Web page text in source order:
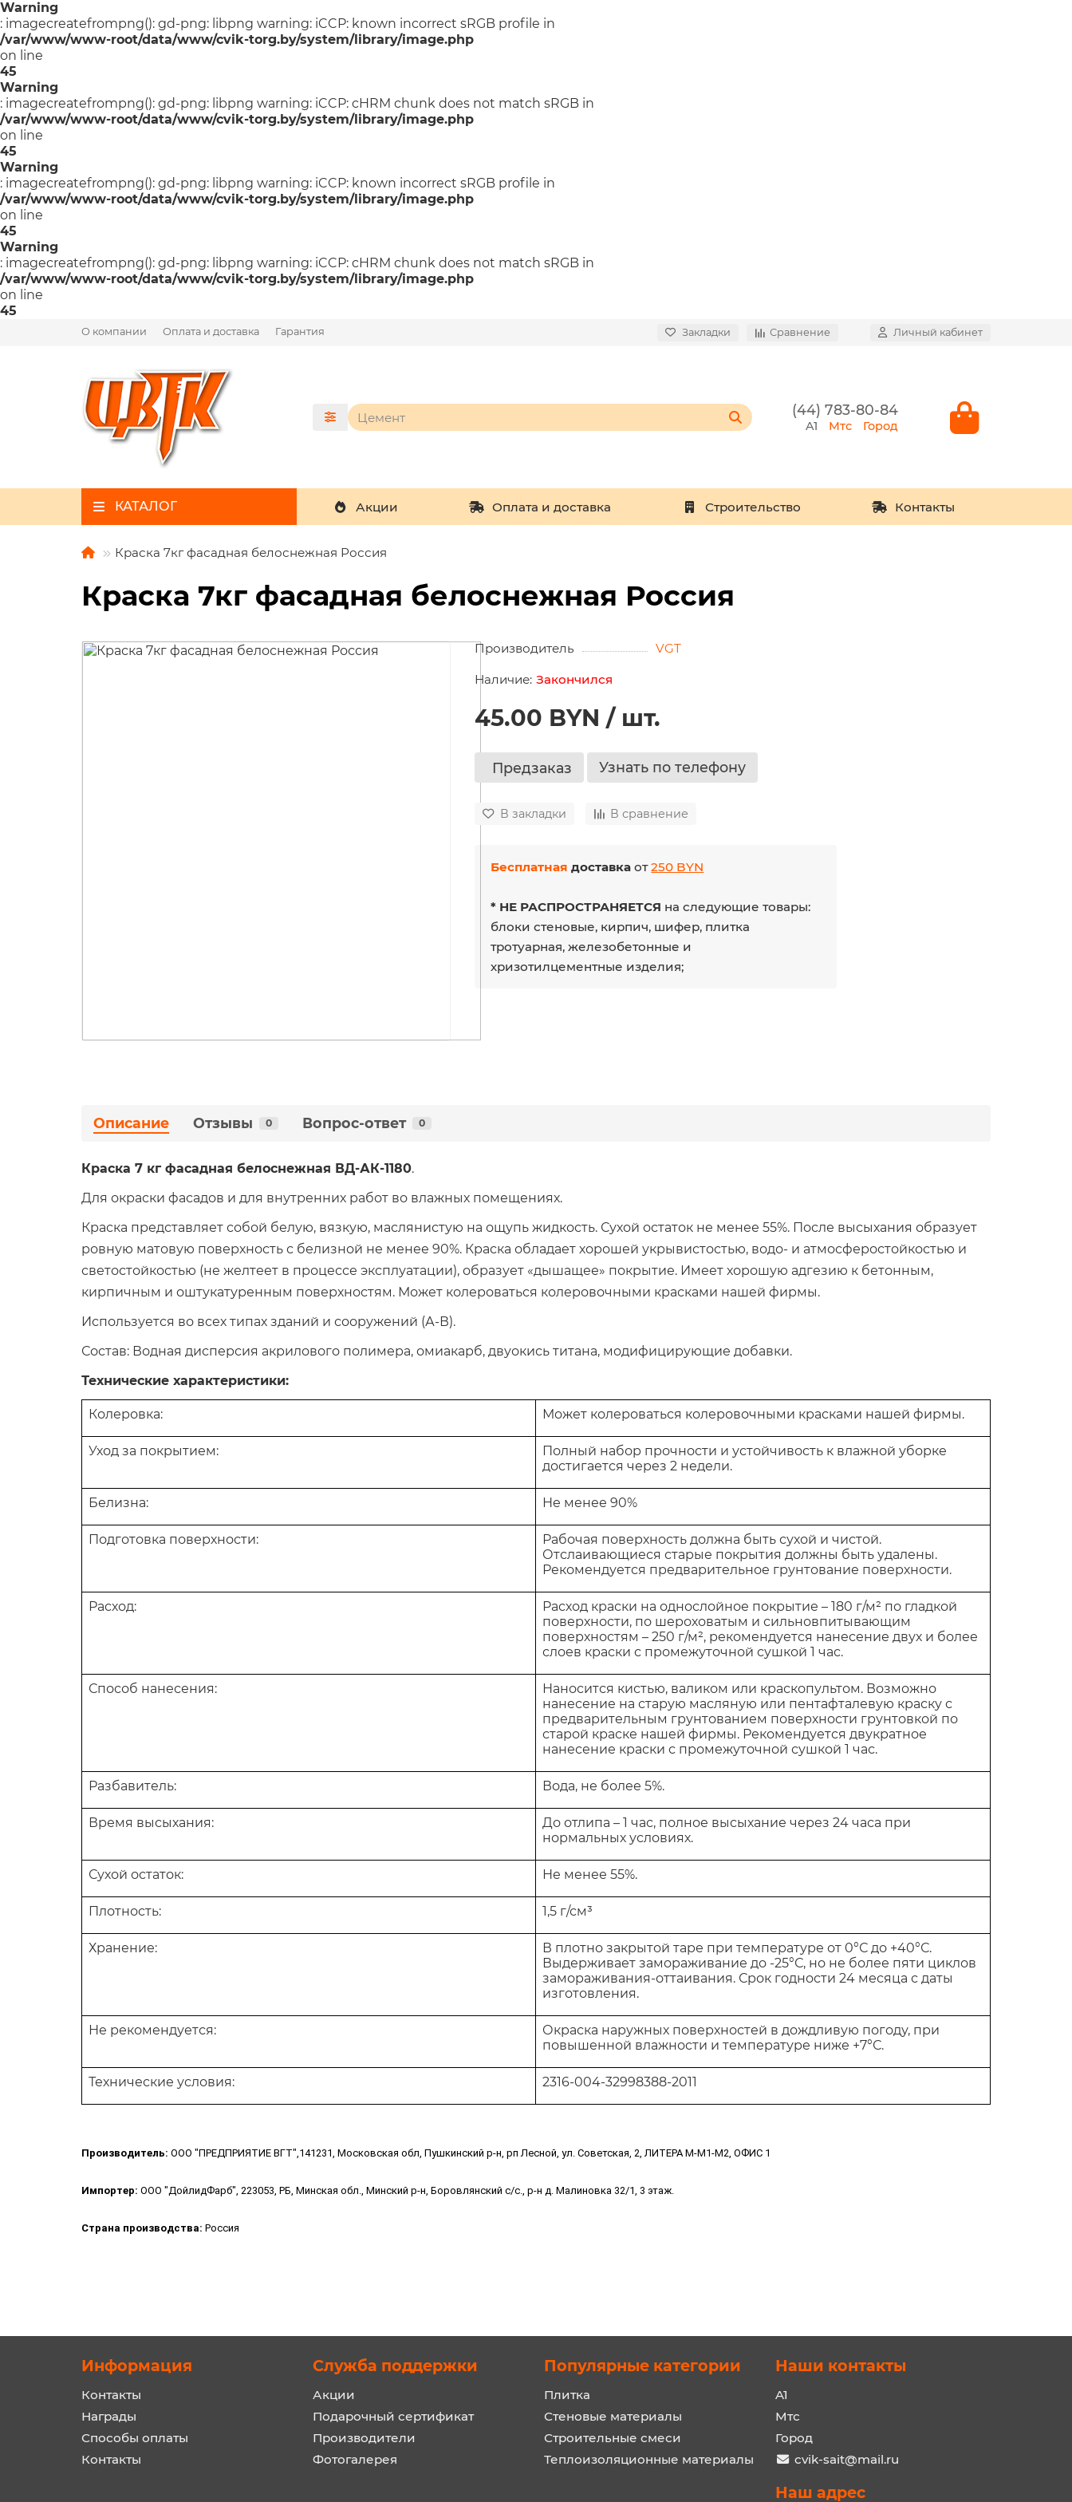
Warning
: imagecreatefrompng(): gd-png: libpng warning: iCCP: known incorrect sRGB profile in
/var/www/www-root/data/www/cvik-torg.by/system/library/image.php
on line
45
Warning
: imagecreatefrompng(): gd-png: libpng warning: iCCP: cHRM chunk does not match sRGB in
/var/www/www-root/data/www/cvik-torg.by/system/library/image.php
on line
45
Warning
: imagecreatefrompng(): gd-png: libpng warning: iCCP: known incorrect sRGB profile in
/var/www/www-root/data/www/cvik-torg.by/system/library/image.php
on line
45
Warning
: imagecreatefrompng(): gd-png: libpng warning: iCCP: cHRM chunk does not match sRGB in
/var/www/www-root/data/www/cvik-torg.by/system/library/image.php
on line
45
О компании Оплата и доставка Гарантия Закладки Сравнение Личный кабинет
(44) 783-80-84
A1 Мтс Город
КАТАЛОГ Акции Оплата и доставка Строительство Контакты
Краска 7кг фасадная белоснежная Россия
Краска 7кг фасадная белоснежная Россия
Производитель VGT
Закончился
45.00 BYN / шт.
Предзаказ Узнать по телефону
В закладки В сравнение
Бесплатная доставка от250 BYN
* НЕ РАСПРОСТРАНЯЕТСЯ на следующие товары:
блоки стеновые, кирпич, шифер, плитка
тротуарная, железобетонные и
хризотилцементные изделия;
Описание Отзывы 0 Вопрос-ответ 0
Краска 7 кг фасадная белоснежная ВД-АК-1180.
Для окраски фасадов и для внутренних работ во влажных помещениях.
Краска представляет собой белую, вязкую, маслянистую на ощупь жидкость. Сухой остаток не менее 55%. После высыхания образует
ровную матовую поверхность с белизной не менее 90%. Краска обладает хорошей укрывистостью, водо- и атмосферостойкостью и
светостойкостью (не желтеет в процессе эксплуатации), образует «дышащее» покрытие. Имеет хорошую адгезию к бетонным,
кирпичным и оштукатуренным поверхностям. Может колероваться колеровочными красками нашей фирмы.
Используется во всех типах зданий и сооружений (А-В).
Состав: Водная дисперсия акрилового полимера, омиакарб, двуокись титана, модифицирующие добавки.
Технические характеристики:
Колеровка: Может колероваться колеровочными красками нашей фирмы.
Уход за покрытием:
Полный набор прочности и устойчивость к влажной уборке
достигается через 2 недели.
Белизна: Не менее 90%
Подготовка поверхности:
Рабочая поверхность должна быть сухой и чистой.
Отслаивающиеся старые покрытия должны быть удалены.
Рекомендуется предварительное грунтование поверхности.
Расход:
Расход краски на однослойное покрытие – 180 г/м² по гладкой
поверхности, по шероховатым и сильновпитывающим
поверхностям – 250 г/м², рекомендуется нанесение двух и более
слоев краски с промежуточной сушкой 1 час.
Способ нанесения:
Наносится кистью, валиком или краскопультом. Возможно
нанесение на старую масляную или пентафталевую краску с
предварительным грунтованием поверхности грунтовкой по
старой краске нашей фирмы. Рекомендуется двукратное
нанесение краски с промежуточной сушкой 1 час.
Разбавитель: Вода, не более 5%.
Время высыхания:
До отлипа – 1 час, полное высыхание через 24 часа при
нормальных условиях.
Сухой остаток: Не менее 55%.
Плотность: 1,5 г/см³
Хранение:
В плотно закрытой таре при температуре от 0°С до +40°С.
Выдерживает замораживание до -25°С, но не более пяти циклов
замораживания-оттаивания. Срок годности 24 месяца с даты
изготовления.
Не рекомендуется:
Окраска наружных поверхностей в дождливую погоду, при
повышенной влажности и температуре ниже +7°С.
Технические условия: 2316-004-32998388-2011
Производитель: ООО "ПРЕДПРИЯТИЕ ВГТ",141231, Московская обл, Пушкинский р-н, рп Лесной, ул. Советская, 2, ЛИТЕРА М-М1-М2, ОФИС 1
Импортер: ООО "ДойлидФарб", 223053, РБ, Минская обл., Минский р-н, Боровлянский с/с., р-н д. Малиновка 32/1, 3 этаж.
Страна производства: Россия
Информация
Контакты
Награды
Способы оплаты
Контакты
Служба поддержки
Акции
Подарочный сертификат
Производители
Фотогалерея
Популярные категории
Плитка
Стеновые материалы
Строительные смеси
Теплоизоляционные материалы
Наши контакты
A1
Мтс
Город
cvik-sait@mail.ru
Наш адрес